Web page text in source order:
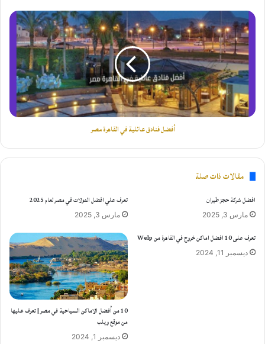
أفضل
فنادق
عائلية
في
القاهرة
مصر
أفضل فنادق عائلية في القاهرة مصر
مقالات ذات صلة
افضل شركة حجز طيران
مارس 3, 2025
تعرف علي افضل المولات في مصر لعام 2025
مارس 3, 2025
تعرف على 10 افضل اماكن خروج في القاهرة من Welp
ديسمبر 11, 2024
10 من أفضل الاماكن السياحية في مصر | تعرف عليها
من موقع ويلب
ديسمبر 1, 2024